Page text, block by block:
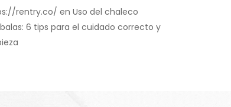
rentry.co/ en Uso del chaleco
6 tips para el cuidado correcto y